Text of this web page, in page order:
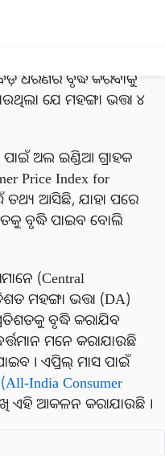
ମୁଦ୍ରାସ୍ଫୀତି ବୃଦ୍ଧି,
ମହଙ୍ଗା ଭତ୍ତା
ଧରଣର ବୃଦ୍ଧି କରିବାକୁ
ଯେ ମହଙ୍ଗା ଭତ୍ତା ୪
ପାଇଁ ଅଲ ଇଣ୍ଡିଆ ଗ୍ରାହକ
Price Index for
ତଥ୍ୟ ଆସିଛି, ଯାହା ପରେ
ବୃଦ୍ଧି ପାଇବ ବୋଲି
(Central
ମହଙ୍ଗା ଭତ୍ତା (DA)
ବୃଦ୍ଧି କରାଯିବ
ମନେ କରାଯାଉଛି
। ଏପ୍ରିଲ୍ ମାସ ପାଇଁ
(All-India Consumer
ଏହି ଆକଳନ କରାଯାଉଛି ।